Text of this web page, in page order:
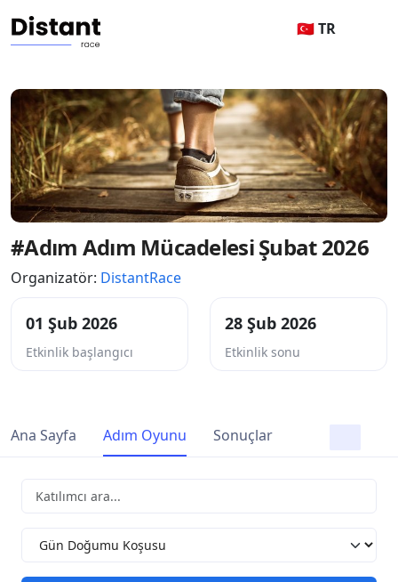
🇹🇷 TR
#Adım Adım Mücadelesi Şubat 2026
Organizatör: DistantRace
01 Şub 2026
Etkinlik başlangıcı
28 Şub 2026
Etkinlik sonu
Ana Sayfa Adım Oyunu Sonuçlar